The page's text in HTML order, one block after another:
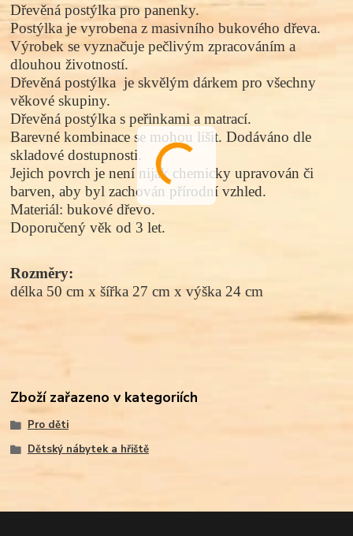
Dřevěná postýlka pro panenky.
Postýlka je vyrobena zmasivního bukového dřeva.
Výrobek se vyznačuje pečlivým zpracováním a
dlouhou životností.
Dřevěná postýlka je skvělým dárkem pro všechny
věkové skupiny.
Dřevěná postýlka s peřinkami a matrací.
Barevné kombinace se mohou lišit. Dodáváno dle
skladové dostupnosti.
Jejich povrch je není nijak chemicky upravován či
barven, aby byl zachován přírodní vzhled.
Materiál: bukové dřevo.
Doporučený věk od 3 let.
Rozměry:
délka 50 cm x šířka 27 cm x výška 24 cm
Zboží zařazeno v kategoriích
Pro děti
Dětský nábytek a hřiště